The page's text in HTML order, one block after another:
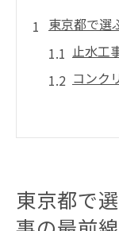
東京都で選
止水工
コンク
コンク
東京都で